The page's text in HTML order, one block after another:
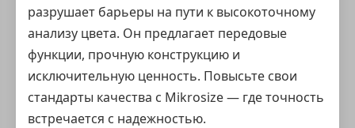
разрушает барьеры на пути к высокоточному
анализу цвета. Он предлагает передовые
функции, прочную конструкцию и
исключительную ценность. Повысьте свои
стандарты качества с Mikrosize — где точность
встречается с надежностью.